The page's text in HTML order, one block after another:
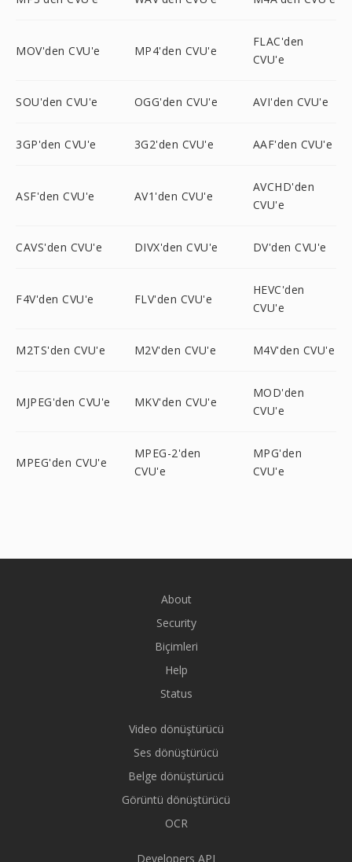
MOV'den CVU'e MP4'den CVU'e
FLAC'den
CVU'e
SOU'den CVU'e OGG'den CVU'e AVI'den CVU'e
3GP'den CVU'e 3G2'den CVU'e AAF'den CVU'e
ASF'den CVU'e AV1'den CVU'e
AVCHD'den
CVU'e
CAVS'den CVU'e DIVX'den CVU'e DV'den CVU'e
F4V'den CVU'e FLV'den CVU'e
HEVC'den
CVU'e
M2TS'den CVU'e M2V'den CVU'e M4V'den CVU'e
MJPEG'den CVU'e MKV'den CVU'e
MOD'den
CVU'e
MPEG'den CVU'e
MPEG-2'den
CVU'e
MPG'den
CVU'e
About
Security
Biçimleri
Help
Status
Video dönüştürücü
Ses dönüştürücü
Belge dönüştürücü
Görüntü dönüştürücü
OCR
Developers API